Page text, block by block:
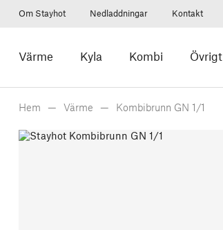
Om Stayhot Nedladdningar Kontakt
Värme Kyla Kombi Övrigt
Hem Värme Kombibrunn GN 1/1